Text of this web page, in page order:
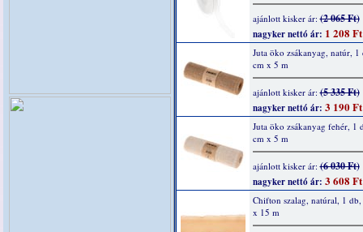
ajánlott kisker ár:(2 065 Ft)
nagyker nettó ár: 1 208 Ft
Juta öko zsákanyag, natúr, 1
cm x 5 m
ajánlott kisker ár:(5 335 Ft)
nagyker nettó ár: 3 190 Ft
Juta öko zsákanyag fehér, 1
cm x 5 m
ajánlott kisker ár:(6 030 Ft)
nagyker nettó ár: 3 608 Ft
Chifton szalag, natúral, 1
x 15 m